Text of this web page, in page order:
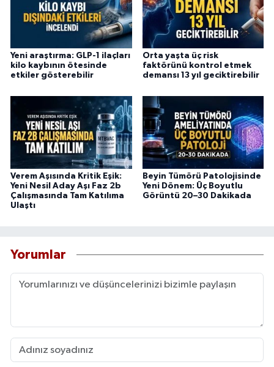
Yeni araştırma: GLP-1 ilaçları
kilo kaybının ötesinde
etkiler gösterebilir
Orta yaşta üç risk
faktörünü kontrol etmek
demansı 13 yıl geciktirebilir
Verem Aşısında Kritik Eşik:
Yeni Nesil Aday Aşı Faz 2b
Çalışmasında Tam Katılıma
Ulaştı
Beyin Tümörü Patolojisinde
Yeni Dönem: Üç Boyutlu
Görüntü 20–30 Dakikada
Yorumlar